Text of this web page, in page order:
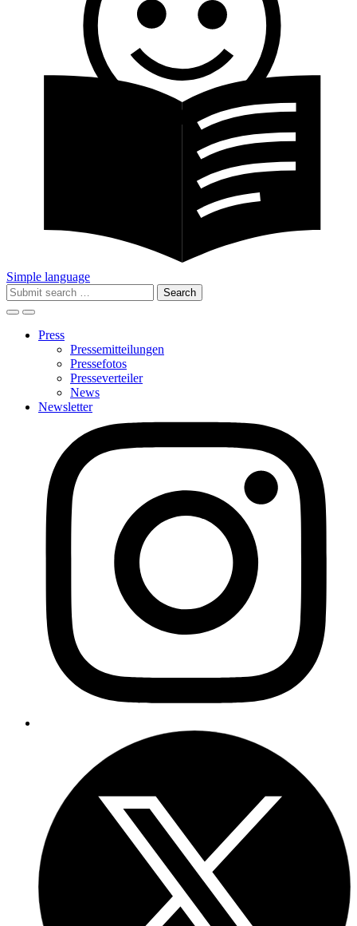
Simple language
Search
for:
Press
Pressemitteilungen
Pressefotos
Presseverteiler
News
Newsletter